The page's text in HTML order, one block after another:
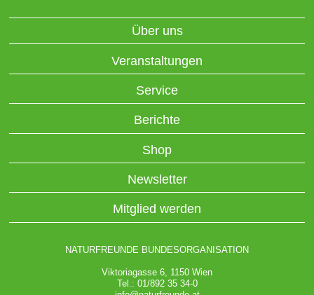
Über uns
Veranstaltungen
Service
Berichte
Shop
Newsletter
Mitglied werden
NATURFREUNDE BUNDESORGANISATION
Viktoriagasse 6, 1150 Wien
Tel.: 01/892 35 34-0